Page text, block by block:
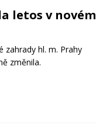
letos v novém
zahrady hl. m. Prahy
změnila.